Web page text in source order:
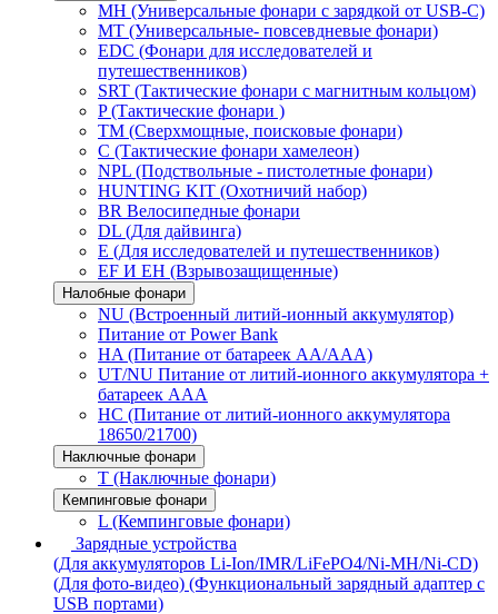
MH (Универсальные фонари с зарядкой от USB-C)
MT (Универсальные- повсевдневые фонари)
EDC (Фонари для исследователей и
путешественников)
SRT (Тактические фонари с магнитным кольцом)
P (Тактические фонари )
TM (Сверхмощные, поисковые фонари)
C (Тактические фонари хамелеон)
NPL (Подствольные - пистолетные фонари)
HUNTING KIT (Охотничий набор)
BR Велосипедные фонари
DL (Для дайвинга)
E (Для исследователей и путешественников)
EF И EH (Взрывозащищенные)
Налобные фонари
NU (Встроенный литий-ионный аккумулятор)
Питание от Power Bank
HA (Питание от батареек AA/AAA)
UT/NU Питание от литий-ионного аккумулятора +
батареек AAA
HC (Питание от литий-ионного аккумулятора
18650/21700)
Наключные фонари
T (Наключные фонари)
Кемпинговые фонари
L (Кемпинговые фонари)
Зарядные устройства
(Для аккумуляторов Li-Ion/IMR/LiFePO4/Ni-MH/Ni-CD)
(Для фото-видео) (Функциональный зарядный адаптер с
USB портами)